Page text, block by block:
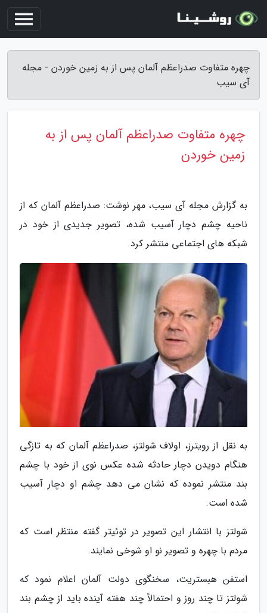
چهره متفاوت صدراعظم آلمان پس از به زمین خوردن - مجله
آی سیب
چهره متفاوت صدراعظم آلمان پس از به
زمین خوردن
به گزارش مجله آی سیب، مهر نوشت: صدراعظم آلمان که از
ناحیه چشم دچار آسیب شده، تصویر جدیدی از خود در
شبکه های اجتماعی منتشر کرد.
به نقل از رویترز، اولاف شولتز، صدراعظم آلمان که به تازگی
هنگام دویدن دچار حادثه شده عکس نوی از خود با چشم
بند منتشر نموده که نشان می دهد چشم او دچار آسیب
شده است.
شولتز با انتشار این تصویر در توئیتر گفته منتظر است که
مردم با چهره و تصویر نو او شوخی نمایند.
استفن هبستریت، سخنگوی دولت آلمان اعلام نمود که
شولتز تا چند روز و احتمالاً چند هفته آینده باید از چشم بند